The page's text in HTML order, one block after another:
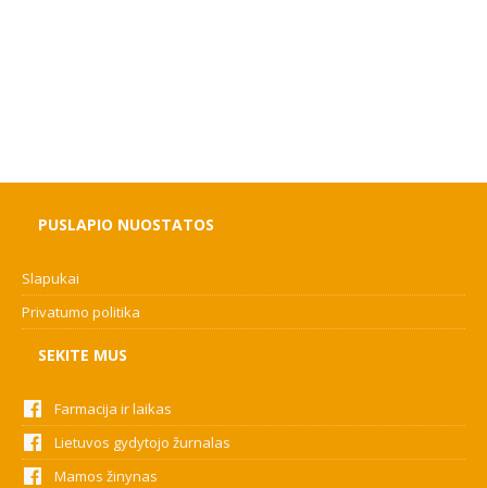
PUSLAPIO NUOSTATOS
Slapukai
Privatumo politika
SEKITE MUS
Farmacija ir laikas
Lietuvos gydytojo žurnalas
Mamos žinynas